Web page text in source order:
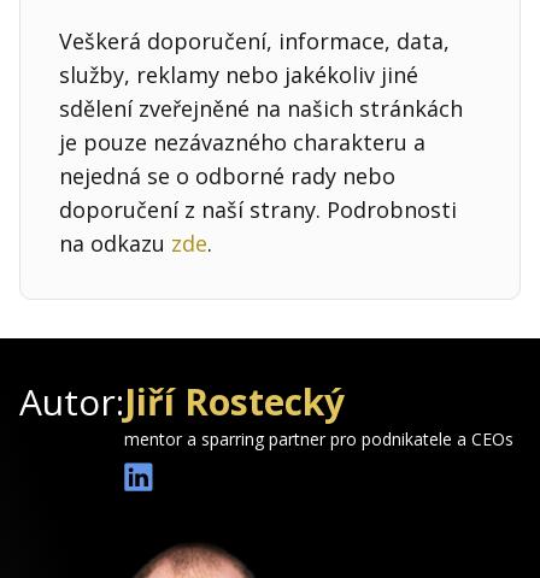
Veškerá doporučení, informace, data,
služby, reklamy nebo jakékoliv jiné
sdělení zveřejněné na našich stránkách
je pouze nezávazného charakteru a
nejedná se o odborné rady nebo
doporučení z naší strany. Podrobnosti
na odkazu zde.
Autor:Jiří Rostecký
mentor a sparring partner pro podnikatele a CEOs